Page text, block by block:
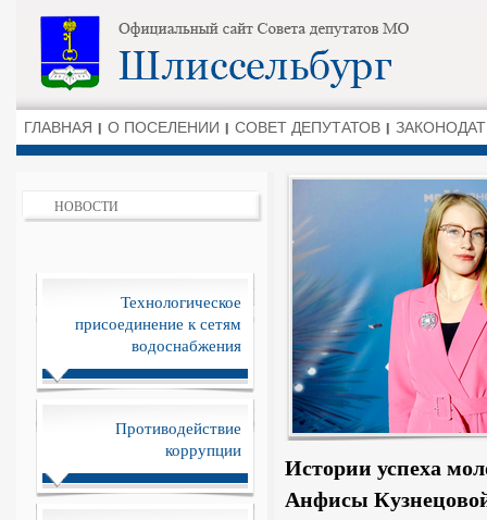
ГЛАВНАЯ О ПОСЕЛЕНИИ СОВЕТ ДЕПУТАТОВ
НОВОСТИ
Технологическое
присоединение к сетям
водоснабжения
Противодействие
коррупции
Истории успеха
Анфисы